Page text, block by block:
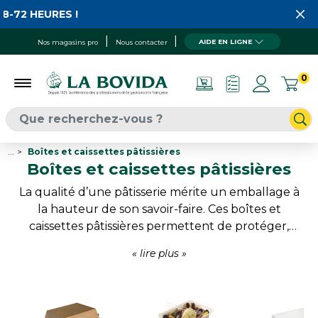
Nos magasins pro Nous contacter AIDE EN LIGNE
0
!
Boîtes et caissettes pâtissières
Boîtes et caissettes pâtissières
La qualité d’une pâtisserie mérite un emballage à
la hauteur de son savoir-faire. Ces boîtes et
caissettes pâtissières permettent de protéger,
entremets, tartes, viennoiseries ou créations
présentation. Leur conception facilite la